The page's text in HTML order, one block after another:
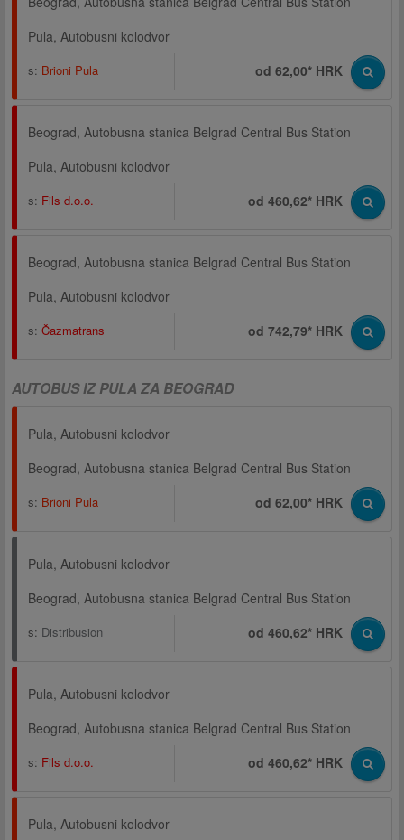
Pula, Autobusni kolodvor
s: Brioni Pula od 62,00* HRK
Beograd, Autobusna stanica Belgrad Central Bus Station
Pula, Autobusni kolodvor
s: Fils d.o.o. od 460,62* HRK
Beograd, Autobusna stanica Belgrad Central Bus Station
Pula, Autobusni kolodvor
s: Čazmatrans od 742,79* HRK
AUTOBUS IZ PULA ZA BEOGRAD
Pula, Autobusni kolodvor
Beograd, Autobusna stanica Belgrad Central Bus Station
s: Brioni Pula od 62,00* HRK
Pula, Autobusni kolodvor
Beograd, Autobusna stanica Belgrad Central Bus Station
s: Distribusion od 460,62* HRK
Pula, Autobusni kolodvor
Beograd, Autobusna stanica Belgrad Central Bus Station
s: Fils d.o.o. od 460,62* HRK
Pula, Autobusni kolodvor